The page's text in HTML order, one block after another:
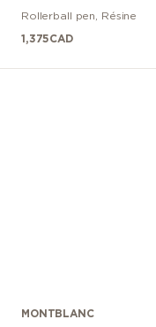
Limited Edition
Rollerball pen Résine
1,375CAD
MONTBLANC